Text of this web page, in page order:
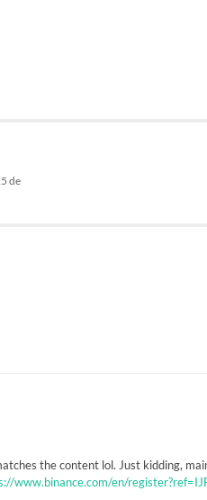
de
the content lol. Just kidding,
www.binance.com/en/